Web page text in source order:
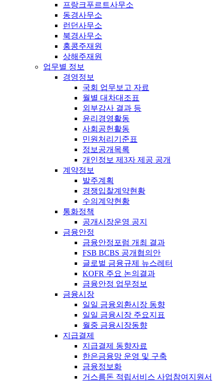
프랑크푸르트사무소
동경사무소
런던사무소
북경사무소
홍콩주재원
상해주재원
업무별 정보
경영정보
국회 업무보고 자료
월별 대차대조표
외부감사 결과 등
윤리경영활동
사회공헌활동
민원처리기준표
정보공개목록
개인정보 제3자 제공 공개
계약정보
발주계획
경쟁입찰계약현황
수의계약현황
통화정책
공개시장운영 공지
금융안정
금융안정포럼 개최 결과
FSB BCBS 공개협의안
글로벌 금융규제 뉴스레터
KOFR 주요 논의결과
금융안정 업무정보
금융시장
일일 금융외환시장 동향
일일 금융시장 주요지표
월중 금융시장동향
지급결제
지급결제 동향자료
한은금융망 운영 및 구축
금융정보화
거스름돈 적립서비스 사업참여지원서